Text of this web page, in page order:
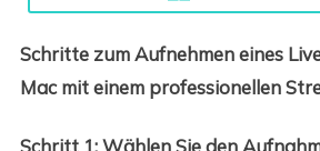
Schritte zum Aufnehmen eines
Mac mit einem professionellen
Schritt 1: Wählen Sie den